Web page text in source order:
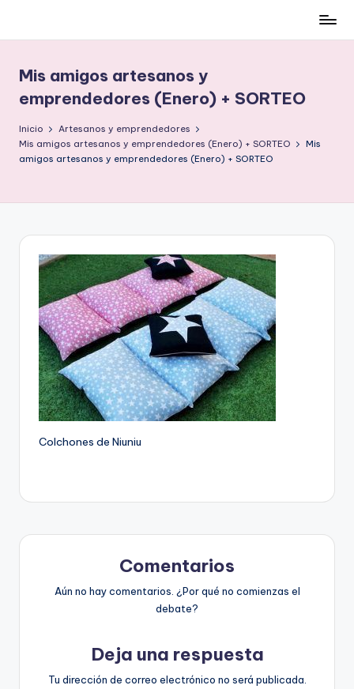
contenido
low-
cost
y
morir
en
Mis amigos artesanos y
emprendedores (Enero) + SORTEO
Inicio
Artesanos y emprendedores
Mis amigos artesanos y emprendedores (Enero) + SORTEO
Mis
amigos artesanos y emprendedores (Enero) + SORTEO
Colchones de Niuniu
Comentarios
Aún no hay comentarios. ¿Por qué no comienzas el
debate?
Deja una respuesta
Tu dirección de correo electrónico no será publicada.